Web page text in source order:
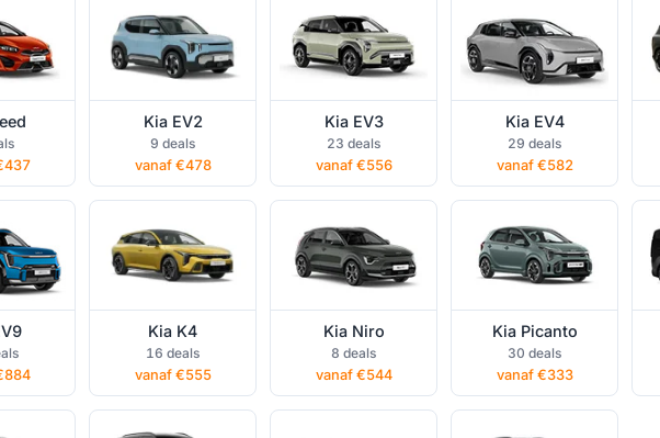
Kia EV2
9 deals
vanaf €478
Kia EV3
23 deals
vanaf €556
Kia EV4
29 deals
vanaf €582
Kia K4 operational
lease
Kia K4
16 deals
vanaf €555
Kia Niro operational
lease
Kia Niro
8 deals
vanaf €544
Kia Picanto
operational lease
Kia Picanto
30 deals
vanaf €333
Kia Seltos
operational lease
Kia Sorento
operational lease
Kia Sportage
operational lease